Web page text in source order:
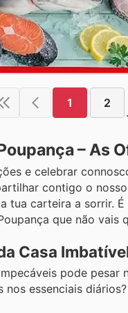
1 2
– As
e celebrar
contigo o
tua carteira a sorrir.
que não vais
Casa
pode
essenciais